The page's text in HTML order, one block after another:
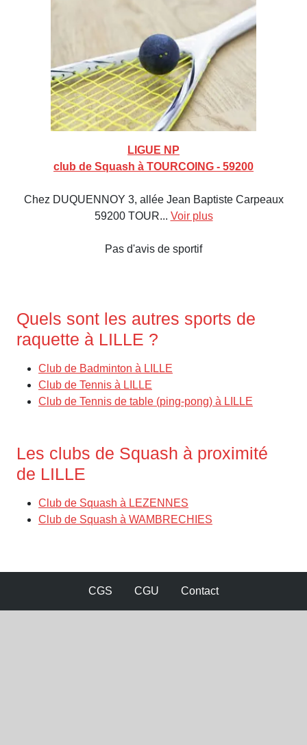
LIGUE NP
club de Squash à TOURCOING - 59200
Chez DUQUENNOY 3, allée Jean Baptiste Carpeaux
59200 TOUR... Voir plus
Pas d'avis de sportif
Quels sont les autres sports de
raquette à LILLE ?
Club de Badminton à LILLE
Club de Tennis à LILLE
Club de Tennis de table (ping-pong) à LILLE
Les clubs de Squash à proximité
de LILLE
Club de Squash à LEZENNES
Club de Squash à WAMBRECHIES
CGS CGU Contact